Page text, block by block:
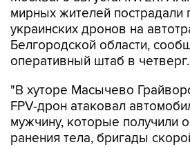
мирных жителей пострадали
украинских дронов на
Белгородской области,
оперативный штаб в четверг.
"В хуторе Масычево
FPV-дрон атаковал
мужчину, которые получили
ранения тела, бригады